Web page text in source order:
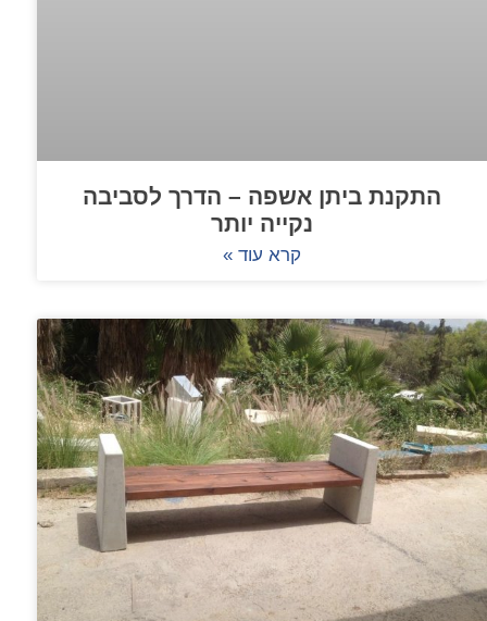
התקנת ביתן אשפה – הדרך לסביבה
נקייה יותר
קרא עוד »